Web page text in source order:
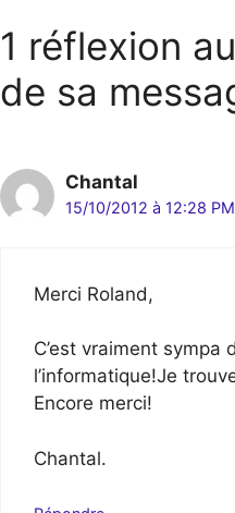
1 réflexion
de sa
Chantal
15/10/2012 à 12:28 PM
Merci Roland,
C’est vraiment
l’informatique!Je
Encore merci!
Chantal.